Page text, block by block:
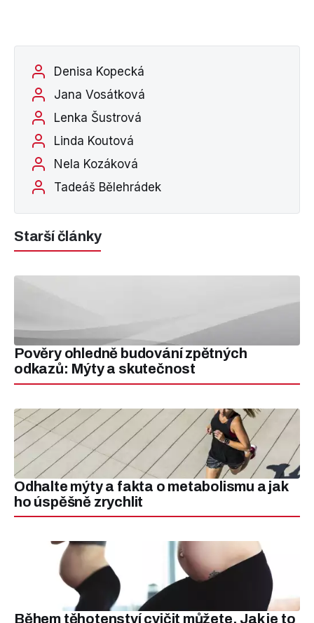
Denisa Kopecká
Jana Vosátková
Lenka Šustrová
Linda Koutová
Nela Kozáková
Tadeáš Bělehrádek
Starší články
Pověry ohledně budování zpětných
odkazů: Mýty a skutečnost
Odhalte mýty a fakta o metabolismu a jak
ho úspěšně zrychlit
Během těhotenství cvičit můžete. Jak je to